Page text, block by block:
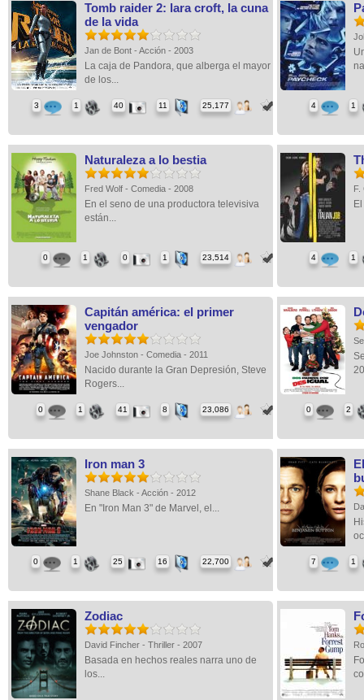
Tomb raider 2: lara croft, la cuna
de la vida
Jan de Bont - Acción - 2003
La caja de Pandora, que alberga el mayor
de los...
3 1 40 11 25,177 4 1
Naturaleza a lo bestia
Fred Wolf - Comedia - 2008
En el seno de una productora televisiva
están...
0 1 0 1 23,514
F.
4 1
Capitán américa: el primer
vengador
Joe Johnston - Comedia - 2011
Nacido durante la Gran Depresión, Steve
Rogers...
0 1 41 8 23,086 0 2
Iron man 3
Shane Black - Acción - 2012
En "Iron Man 3" de Marvel, el...
0 1 25 16 22,700 7 1
Zodiac
David Fincher - Thriller - 2007
Basada en hechos reales narra uno de
los...